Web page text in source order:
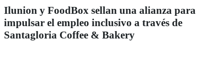
Ilunion y FoodBox sellan una alianza para
impulsar el empleo inclusivo a través de
Santagloria Coffee & Bakery